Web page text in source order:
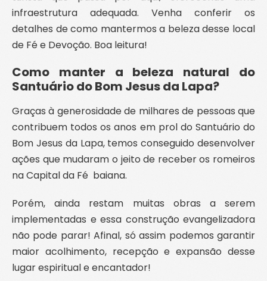
infraestrutura adequada. Venha conferir os
detalhes de como mantermos a beleza desse local
de Fé e Devoção. Boa leitura!
Como manter a beleza natural do
Santuário do Bom Jesus da Lapa?
Graças à generosidade de milhares de pessoas que
contribuem todos os anos em prol do Santuário do
Bom Jesus da Lapa, temos conseguido desenvolver
ações que mudaram o jeito de receber os romeiros
na Capital da Fé baiana.
Porém, ainda restam muitas obras a serem
implementadas e essa construção evangelizadora
não pode parar! Afinal, só assim podemos garantir
maior acolhimento, recepção e expansão desse
lugar espiritual e encantador!